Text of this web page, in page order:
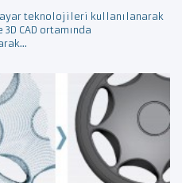
teknolojileri kullanılanarak
CAD ortamında